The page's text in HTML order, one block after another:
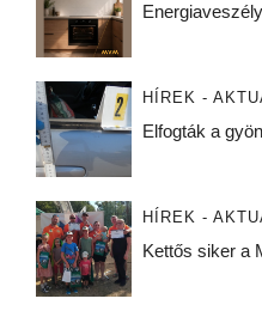
HÍREK -
Elfogták a
HÍREK -
Kettős siker a